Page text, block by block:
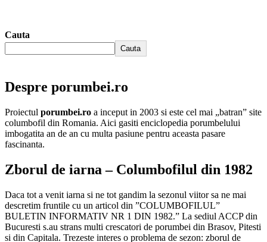
Cauta
Cauta
Despre porumbei.ro
Proiectul porumbei.ro a inceput in 2003 si este cel mai „batran” site
columbofil din Romania. Aici gasiti enciclopedia porumbelului
imbogatita an de an cu multa pasiune pentru aceasta pasare
fascinanta.
Zborul de iarna – Columbofilul din 1982
Daca tot a venit iarna si ne tot gandim la sezonul viitor sa ne mai
descretim fruntile cu un articol din ”COLUMBOFILUL”
BULETIN INFORMATIV NR 1 DIN 1982.” La sediul ACCP din
Bucuresti s.au strans multi crescatori de porumbei din Brasov, Pitesti
si din Capitala. Trezeste interes o problema de sezon: zborul de